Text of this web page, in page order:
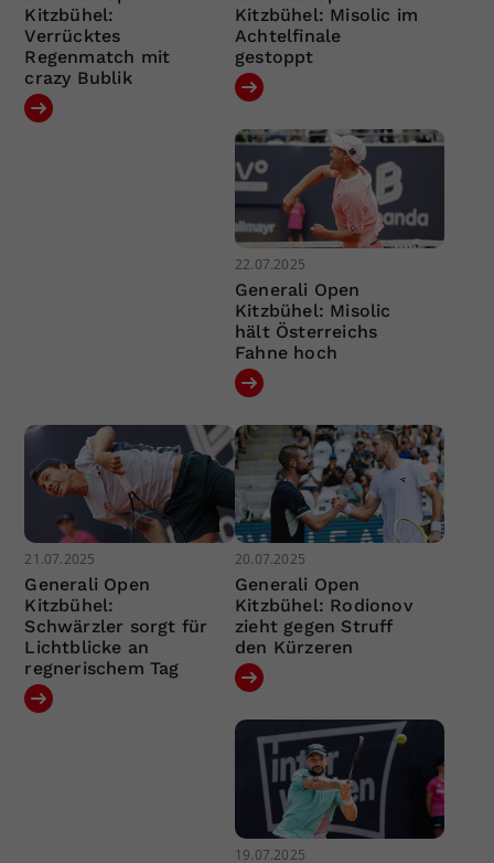
Kitzbühel:
Verrücktes
Regenmatch mit
crazy Bublik
Kitzbühel: Misolic im
Achtelfinale
gestoppt
22.07.2025
Generali Open
Kitzbühel: Misolic
hält Österreichs
Fahne hoch
21.07.2025
Generali Open
Kitzbühel:
Schwärzler sorgt für
Lichtblicke an
regnerischem Tag
20.07.2025
Generali Open
Kitzbühel: Rodionov
zieht gegen Struff
den Kürzeren
19.07.2025